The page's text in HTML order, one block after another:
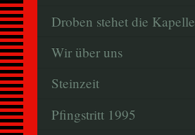
Droben stehet die Kapelle
Wir über uns
Steinzeit
Pfingstritt 1995